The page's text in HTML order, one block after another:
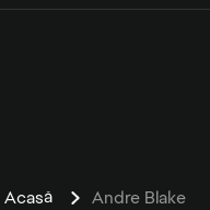
Acasă Andre Blake